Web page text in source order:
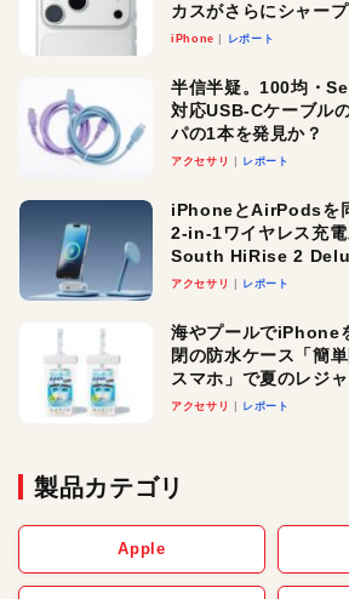
カスがさらにシャープ
iPhone レポート
半信半疑。100均・
対応USB-Cケーブル
パの1本を発見か？
アクセサリ レポート
iPhoneとAirPodsを
2-in-1ワイヤレス充
South HiRise 2
ースでおしゃれに充
アクセサリ レポート
海やプールでiPhone
閉の防水ケース「簡
スマホ」で夏のレジ
アクセサリ レポート
製品カテゴリ
Apple